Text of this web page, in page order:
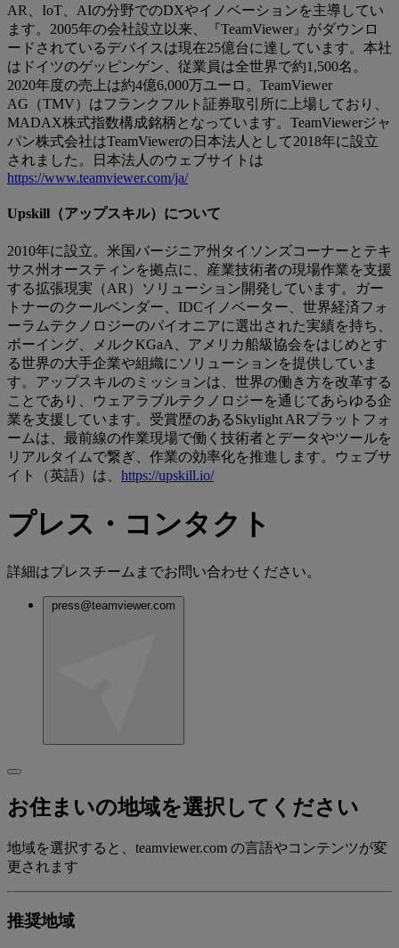
AR、IoT、AIの分野でのDXやイノベーションを主導してい
ます。2005年の会社設立以来、『TeamViewer』がダウンロ
ードされているデバイスは現在25億台に達しています。本社
はドイツのゲッピンゲン、従業員は全世界で約1,500名。
2020年度の売上は約4億6,000万ユーロ。TeamViewer
AG（TMV）はフランクフルト証券取引所に上場しており、
MADAX株式指数構成銘柄となっています。TeamViewerジャ
パン株式会社はTeamViewerの日本法人として2018年に設立
されました。日本法人のウェブサイトは
https://www.teamviewer.com/ja/
Upskill（アップスキル）について
2010年に設立。米国バージニア州タイソンズコーナーとテキ
サス州オースティンを拠点に、産業技術者の現場作業を支援
する拡張現実（AR）ソリューション開発しています。ガー
トナーのクールベンダー、IDCイノベーター、世界経済フォ
ーラムテクノロジーのパイオニアに選出された実績を持ち、
ボーイング、メルクKGaA、アメリカ船級協会をはじめとす
る世界の大手企業や組織にソリューションを提供していま
す。アップスキルのミッションは、世界の働き方を改革する
ことであり、ウェアラブルテクノロジーを通じてあらゆる企
業を支援しています。受賞歴のあるSkylight ARプラットフォ
ームは、最前線の作業現場で働く技術者とデータやツールを
リアルタイムで繋ぎ、作業の効率化を推進します。ウェブサ
イト（英語）は、 https://upskill.io/
プレス・コンタクト
詳細はプレスチームまでお問い合わせください。
press@teamviewer.com
お住まいの地域を選択してください
地域を選択すると、teamviewer.com の言語やコンテンツが変
更されます
推奨地域